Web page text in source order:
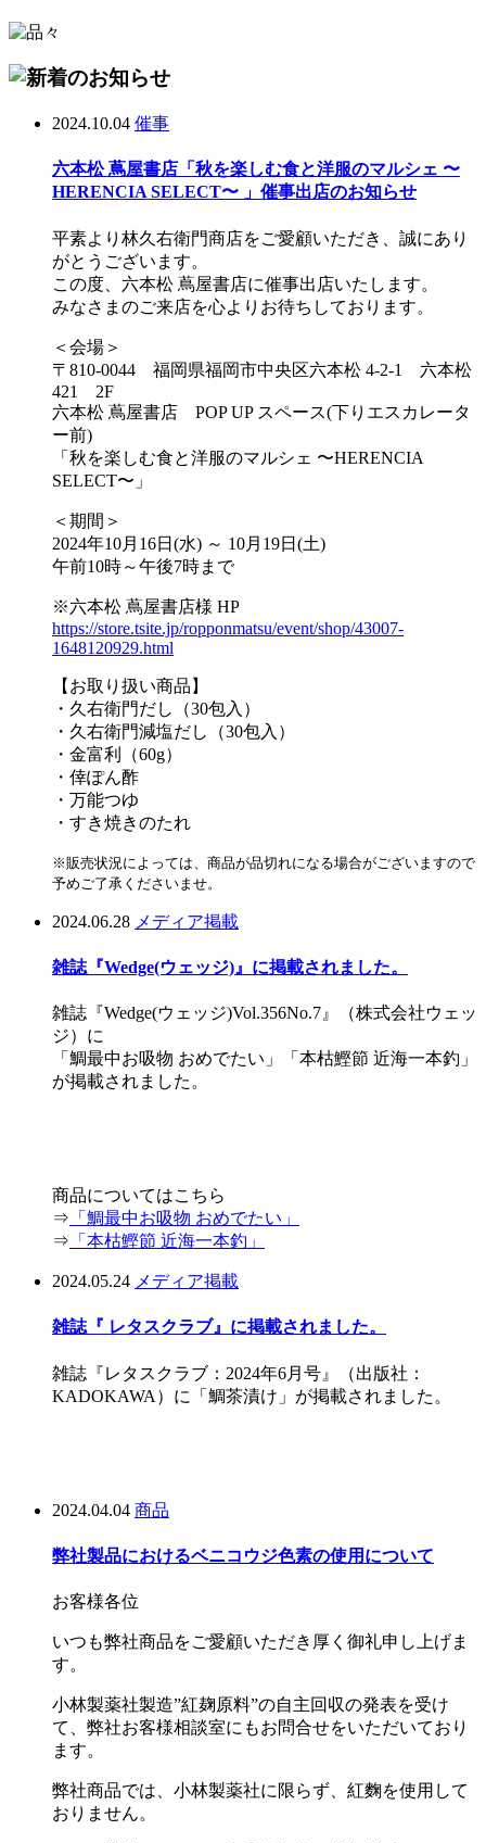
2024.10.04 催事
六本松 蔦屋書店「秋を楽しむ食と洋服のマルシェ 〜
HERENCIA SELECT〜 」催事出店のお知らせ
平素より林久右衛門商店をご愛顧いただき、誠にあり
がとうございます。
この度、六本松 蔦屋書店に催事出店いたします。
みなさまのご来店を心よりお待ちしております。
＜会場＞
〒810-0044 福岡県福岡市中央区六本松 4-2-1 六本松
421 2F
六本松 蔦屋書店 POP UP スペース(下りエスカレータ
ー前)
「秋を楽しむ食と洋服のマルシェ 〜HERENCIA
SELECT〜」
＜期間＞
2024年10月16日(水) ～ 10月19日(土)
午前10時～午後7時まで
※六本松 蔦屋書店様 HP
https://store.tsite.jp/ropponmatsu/event/shop/43007-
1648120929.html
【お取り扱い商品】
・久右衛門だし（30包入）
・久右衛門減塩だし（30包入）
・金富利（60g）
・倖ぽん酢
・万能つゆ
・すき焼きのたれ
※販売状況によっては、商品が品切れになる場合がございますので
予めご了承くださいませ。
2024.06.28 メディア掲載
雑誌『Wedge(ウェッジ)』に掲載されました。
雑誌『Wedge(ウェッジ)Vol.356No.7』（株式会社ウェッ
ジ）に
「鯛最中お吸物 おめでたい」「本枯鰹節 近海一本釣」
が掲載されました。
商品についてはこちら
⇒ 「鯛最中お吸物 おめでたい」
⇒ 「本枯鰹節 近海一本釣」
2024.05.24 メディア掲載
雑誌『 レタスクラブ』に掲載されました。
雑誌『レタスクラブ：2024年6月号』（出版社：
KADOKAWA）に「鯛茶漬け」が掲載されました。
2024.04.04 商品
弊社製品におけるベニコウジ色素の使用について
お客様各位
いつも弊社商品をご愛顧いただき厚く御礼申し上げま
す。
小林製薬社製造”紅麹原料”の自主回収の発表を受け
て、弊社お客様相談室にもお問合せをいただいており
ます。
弊社商品では、小林製薬社に限らず、紅麴を使用して
おりません。